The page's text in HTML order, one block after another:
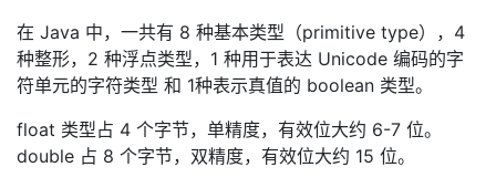
在 Java 中，一共有 8 种基本类型（primitive type），4
种整形，2 种浮点类型，1 种用于表达 Unicode 编码的字
符单元的字符类型 和 1种表示真值的 boolean 类型。
float 类型占 4 个字节，单精度，有效位大约 6-7 位。
double 占 8 个字节，双精度，有效位大约 15 位。